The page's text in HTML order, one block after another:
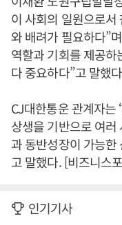
이 사회의 일원으로서
와 배려가 필요하다”
역할과 기회를 제공
다 중요하다”고 말했
CJ대한통운 관계자는
상생을 기반으로 여
과 동반성장이 가능
고 말했다. [비즈니스
인기기사